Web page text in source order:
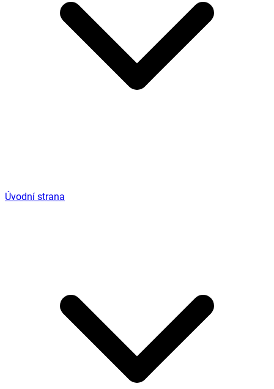
Úvodní strana